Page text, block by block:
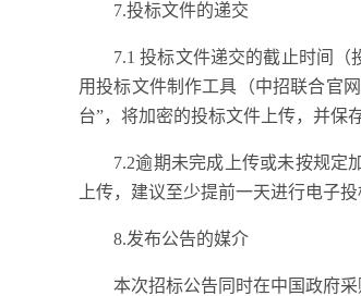
7.投标文件的递交
7.1 投标文件递交的截止时间（
用投标文件制作工具（中招联合官
台”，将加密的投标文件上传，并保
7.2逾期未完成上传或未按规定
上传，建议至少提前一天进行电子投
8.发布公告的媒介
本次招标公告同时在中国政府采